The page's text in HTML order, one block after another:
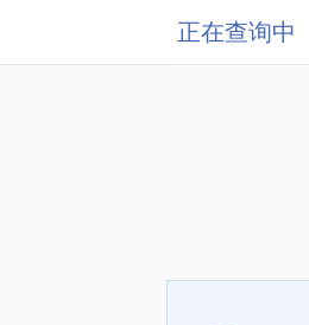
正在查询中